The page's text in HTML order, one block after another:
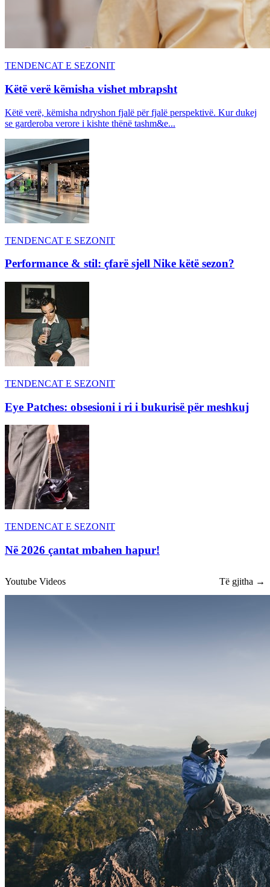
TENDENCAT E SEZONIT
Këtë verë këmisha vishet mbrapsht
Këtë verë, këmisha ndryshon fjalë për fjalë perspektivë. Kur dukej
se garderoba verore i kishte thënë tashm&e...
TENDENCAT E SEZONIT
Performance & stil: çfarë sjell Nike këtë sezon?
TENDENCAT E SEZONIT
Eye Patches: obsesioni i ri i bukurisë për meshkuj
TENDENCAT E SEZONIT
Në 2026 çantat mbahen hapur!
Youtube Videos Të gjitha →